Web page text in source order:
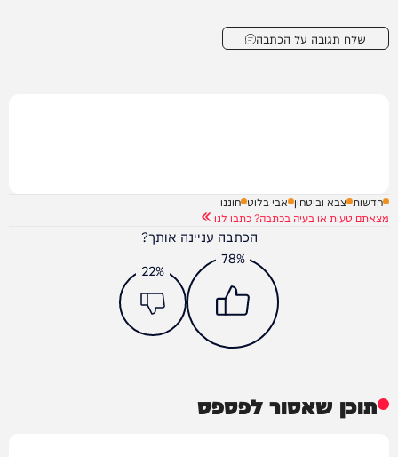
שלח תגובה על הכתבה
חדשות צבא וביטחון אבי בלוט חוננו
מצאתם טעות או בעיה בכתבה? כתבו לנו
הכתבה עניינה אותך?
78%
22%
תוכן שאסור לפספס